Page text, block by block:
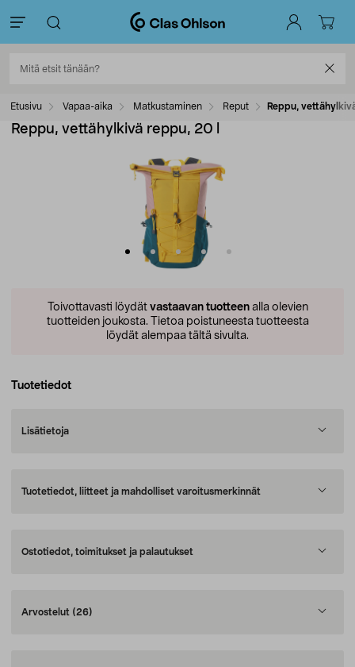
Etusivu Vapaa-aika Matkustaminen Reput Reppu,
Reppu, vettähylkivä reppu, 20 l
Toivottavasti löydät vastaavan tuotteenalla olevien
tuotteiden joukosta. Tietoa poistuneesta tuotteesta
löydät alempaa tältä sivulta.
Tuotetiedot
Lisätietoja
Tuotetiedot, liitteet ja mahdolliset varoitusmerkinnät
Ostotiedot, toimitukset ja palautukset
Arvostelut (26)